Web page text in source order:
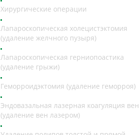
Хирургические операции
Лапароскопическая холецистэктомия
(удаление желчного пузыря)
Лапароскопическая герниопоастика
(удаление грыжи)
Геморроидэктомия (удаление геморроя)
Эндовазальная лазерная коагуляция вен
(удаление вен лазером)